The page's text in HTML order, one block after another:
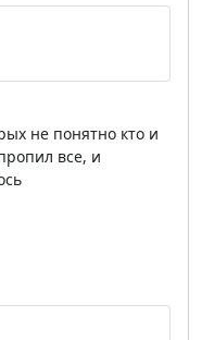
не понятно кто и
все, и